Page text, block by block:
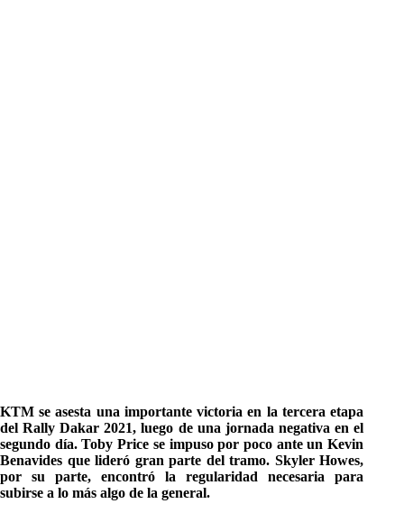
KTM se asesta una importante victoria en la tercera etapa
del Rally Dakar 2021, luego de una jornada negativa en el
segundo día. Toby Price se impuso por poco ante un Kevin
Benavides que lideró gran parte del tramo. Skyler Howes,
por su parte, encontró la regularidad necesaria para
subirse a lo más algo de la general.